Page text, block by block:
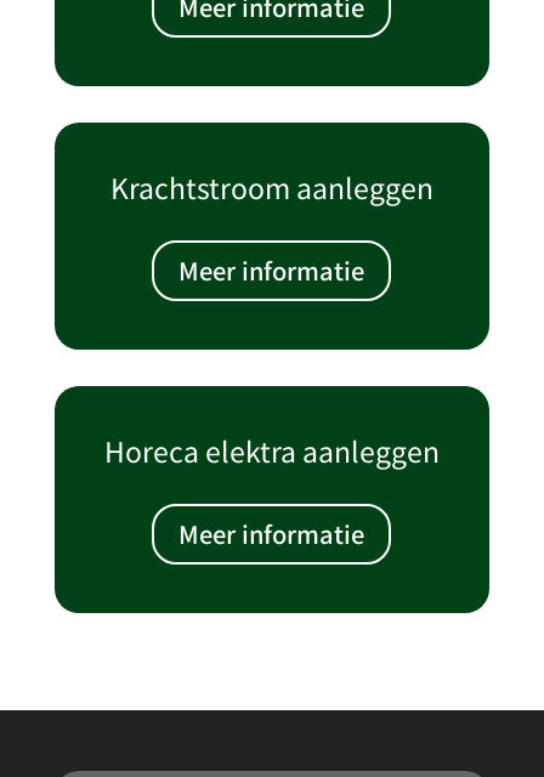
Krachtstroom aanleggen
Meer informatie
Horeca elektra aanleggen
Meer informatie